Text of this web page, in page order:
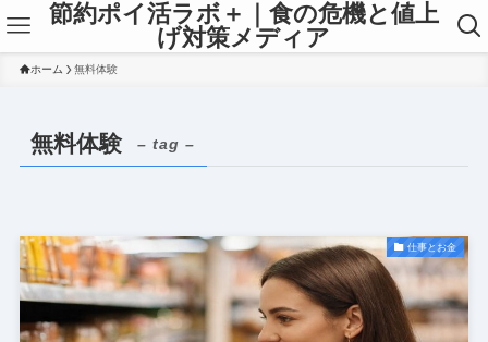
節約ポイ活ラボ＋｜食の危機と値上
げ対策メディア
ホーム 無料体験
無料体験 – tag –
仕事とお金